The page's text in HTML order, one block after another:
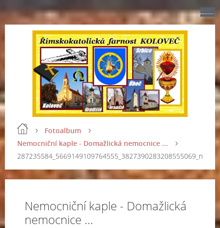
Fotoalbum
Nemocniční kaple - Domažlická nemocnice ...
287235584_5669149109764555_3827390283208555069_n
Nemocniční kaple - Domažlická
nemocnice ...